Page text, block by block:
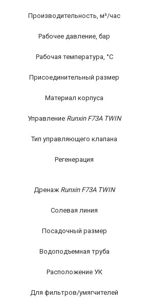
Производительность, м³/час
Рабочее давление, бар
Рабочая температура, °С
Присоединительный размер
Материал корпуса
Управление Runxin F73A TWIN
Тип управляющего клапана
Регенерация
Дренаж Runxin F73A TWIN
Солевая линия
Посадочный размер
Водоподъемная труба
Расположение УК
Для фильтров/умягчителей